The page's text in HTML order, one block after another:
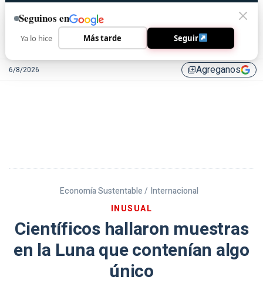
6/8/2026 library_addAgreganos
Economía Sustentable / Internacional
INUSUAL
Científicos hallaron muestras
en la Luna que contenían algo
único
Seguinos en
Ya lo hice Más tarde Seguir